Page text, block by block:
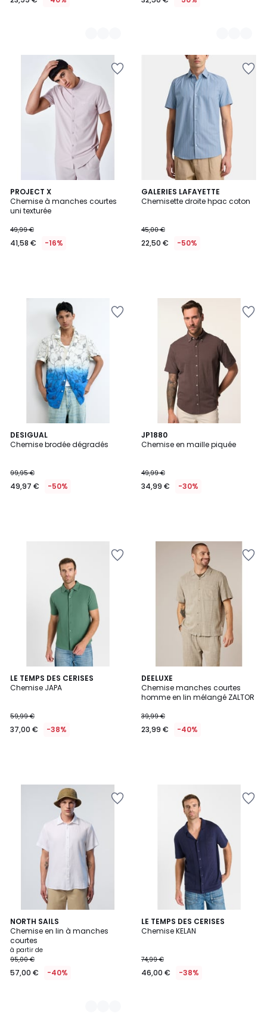
PROJECT X
Chemise à manches courtes
uni texturée
49,99 €
41,58 € -16%
GALERIES LAFAYETTE
Chemisette droite hpac coton
45,00 €
22,50 € -50%
DESIGUAL
Chemise brodée dégradés
99,95 €
49,97 € -50%
JP1880
Chemise en maille piquée
49,99 €
34,99 € -30%
LE TEMPS DES CERISES
Chemise JAPA
59,99 €
37,00 € -38%
DEELUXE
Chemise manches courtes
homme en lin mélangé ZALTOR
39,99 €
23,99 € -40%
NORTH SAILS
Chemise en lin à manches
courtes
à partir de
95,00 €
57,00 € -40%
3
Couleurs
LE TEMPS DES CERISES
Chemise KELAN
74,99 €
46,00 € -38%